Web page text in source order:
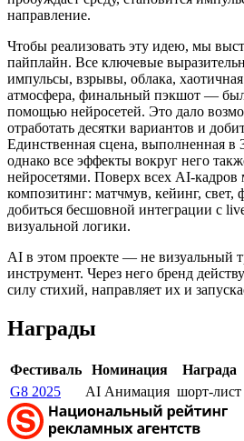
направление.
Чтобы реализовать эту идею, мы
пайплайн. Все ключевые
импульсы, взрывы, облака,
атмосфера, финальный пэкшот —
помощью нейросетей. Это дало
отработать десятки вариантов и
Единственная сцена, выполненная
однако все эффекты вокруг него
нейросетями. Поверх всех AI-
композитинг: матчмув, кейинг,
добиться бесшовной интеграции с
визуальной логики.
AI в этом проекте — не визуальный
инструмент. Через него бренд
силу стихий, направляет их и
Награды
Фестиваль Номинация Награда
G8 2025
AI Анимация шорт-лист